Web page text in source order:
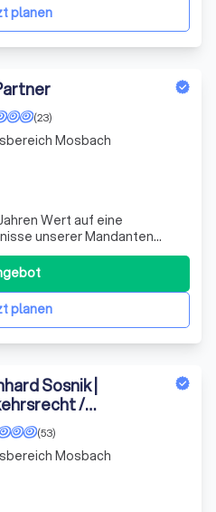
planen
(23)
Wert auf eine
unserer Mandanten
dürfen auf unsere
Zusammenarbeit
planen
Mosbach
Sosnik |
/
(53)
Mosbach